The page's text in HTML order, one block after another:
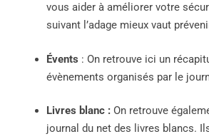
vous aider à améliorer votre
suivant l’adage mieux vaut
Évents : On retrouve ici un
évènements organisés par le
Livres blanc : On retrouve
journal du net des livres blancs.